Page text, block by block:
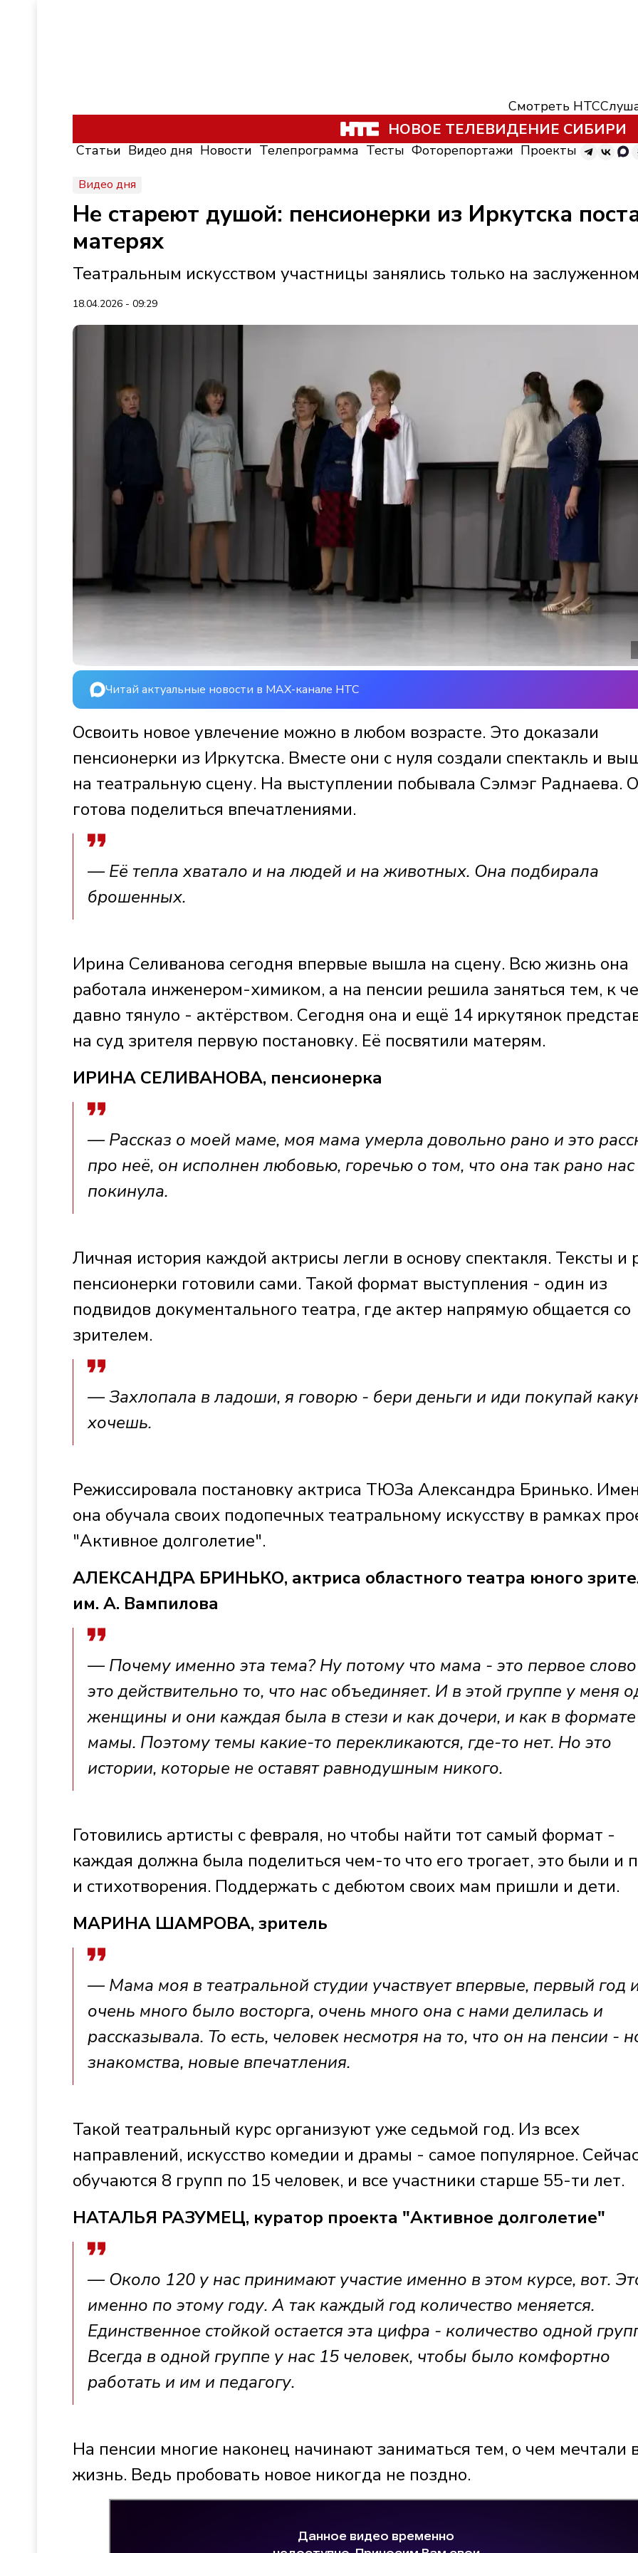
Смотреть НТС
НОВОЕ ТЕЛЕВИДЕНИЕ СИБИРИ
Статьи Видео дня Новости Телепрограмма Тесты Фоторепортажи Проекты
Видео дня
Не стареют душой: пенсионерки из Иркутска
матерях
Театральным искусством участницы занялись только на
18.04.2026 - 09:29
Читай актуальные новости в MAX-канале НТС
Освоить новое увлечение можно в любом возрасте. Это доказали
пенсионерки из Иркутска. Вместе они с нуля создали спектакль и
на театральную сцену. На выступлении побывала Сэлмэг Раднаева.
готова поделиться впечатлениями.
— Её тепла хватало и на людей и на животных. Она подбирала
брошенных.
Ирина Селиванова сегодня впервые вышла на сцену. Всю жизнь она
работала инженером-химиком, а на пенсии решила заняться тем, к
давно тянуло - актёрством. Сегодня она и ещё 14 иркутянок
на суд зрителя первую постановку. Её посвятили матерям.
ИРИНА СЕЛИВАНОВА, пенсионерка
— Рассказ о моей маме, моя мама умерла довольно рано и это
про неё, он исполнен любовью, горечью о том, что она так рано нас
покинула.
Личная история каждой актрисы легли в основу спектакля. Тексты и
пенсионерки готовили сами. Такой формат выступления - один из
подвидов документального театра, где актер напрямую общается со
зрителем.
— Захлопала в ладоши, я говорю - бери деньги и иди покупай
хочешь.
Режиссировала постановку актриса ТЮЗа Александра Бринько.
она обучала своих подопечных театральному искусству в рамках
"Активное долголетие".
АЛЕКСАНДРА БРИНЬКО, актриса областного театра юного
им. А. Вампилова
— Почему именно эта тема? Ну потому что мама - это первое
это действительно то, что нас объединяет. И в этой группе у меня
женщины и они каждая была в стези и как дочери, и как в формате
мамы. Поэтому темы какие-то перекликаются, где-то нет. Но это
истории, которые не оставят равнодушным никого.
Готовились артисты с февраля, но чтобы найти тот самый формат -
каждая должна была поделиться чем-то что его трогает, это были и
и стихотворения. Поддержать с дебютом своих мам пришли и дети.
МАРИНА ШАМРОВА, зритель
— Мама моя в театральной студии участвует впервые, первый год
очень много было восторга, очень много она с нами делилась и
рассказывала. То есть, человек несмотря на то, что он на пенсии -
знакомства, новые впечатления.
Такой театральный курс организуют уже седьмой год. Из всех
направлений, искусство комедии и драмы - самое популярное.
обучаются 8 групп по 15 человек, и все участники старше 55-ти лет.
НАТАЛЬЯ РАЗУМЕЦ, куратор проекта "Активное долголетие"
— Около 120 у нас принимают участие именно в этом курсе, вот.
именно по этому году. А так каждый год количество меняется.
Единственное стойкой остается эта цифра - количество одной
Всегда в одной группе у нас 15 человек, чтобы было комфортно
работать и им и педагогу.
На пенсии многие наконец начинают заниматься тем, о чем мечтали
жизнь. Ведь пробовать новое никогда не поздно.